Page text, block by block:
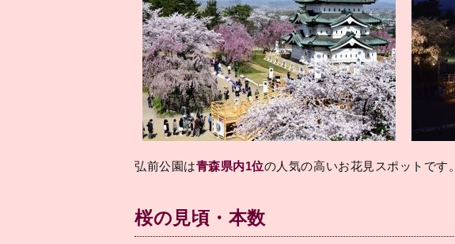
弘前公園は青森県内1位の人気の高いお花見スポットです。
桜の見頃・本数